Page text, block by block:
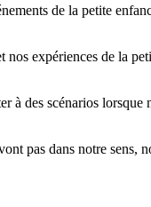
de la petite
expériences de la
des scénarios
pas dans notre sens,